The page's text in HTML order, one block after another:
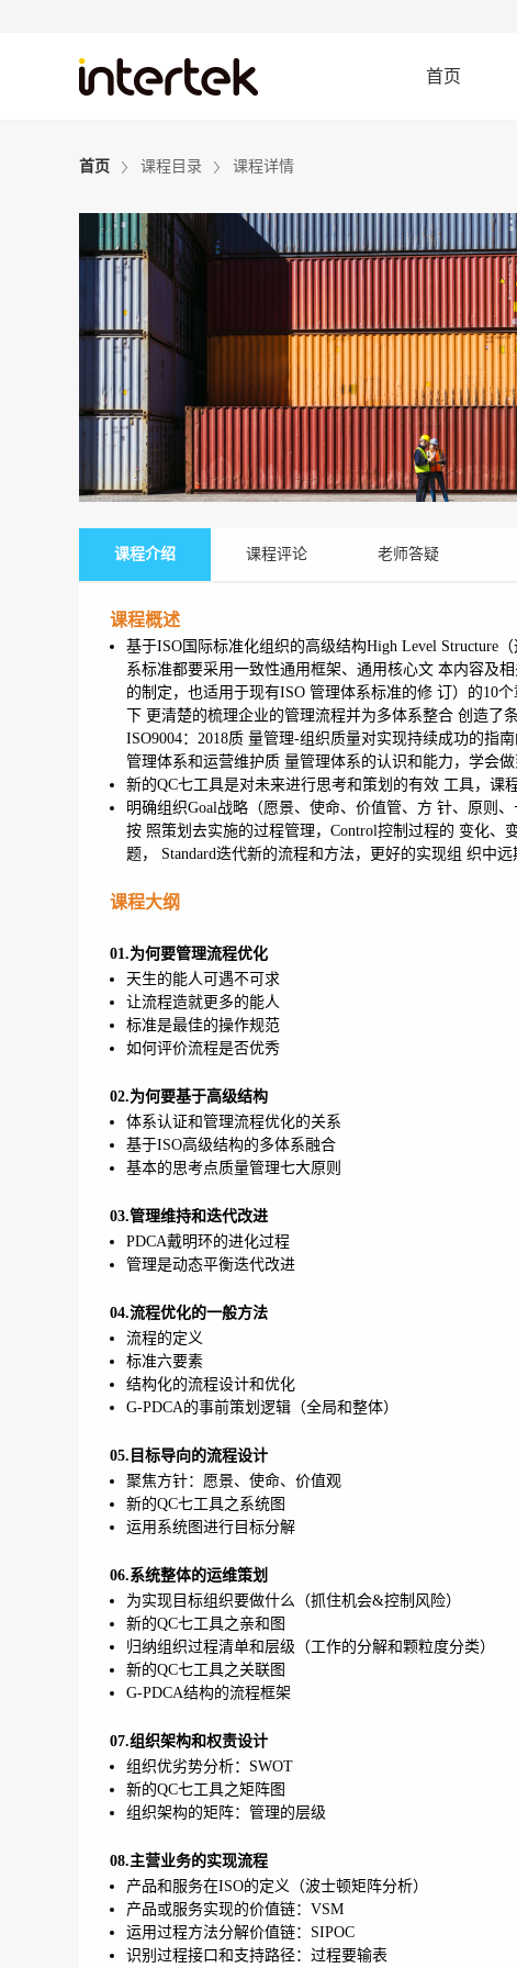
首页
首页 课程目录 课程详情
课程介绍 课程评论 老师答疑
课程概述
基于ISO国际标准化组织的高级结构High Level Structure
系标准都要采用一致性通用框架、通用核心文 本内容及
的制定，也适用于现有ISO 管理体系标准的修 订）的10
下 更清楚的梳理企业的管理流程并为多体系整合 创造了
ISO9004：2018质 量管理-组织质量对实现持续成功的指
管理体系和运营维护质 量管理体系的认识和能力，学会
新的QC七工具是对未来进行思考和策划的有效 工具，课
明确组织Goal战略（愿景、使命、价值管、方 针、原则
按 照策划去实施的过程管理，Control控制过程的 变化、
题， Standard迭代新的流程和方法，更好的实现组 织中
课程大纲
01.为何要管理流程优化
天生的能人可遇不可求
让流程造就更多的能人
标准是最佳的操作规范
如何评价流程是否优秀
02.为何要基于高级结构
体系认证和管理流程优化的关系
基于ISO高级结构的多体系融合
基本的思考点质量管理七大原则
03.管理维持和迭代改进
PDCA戴明环的进化过程
管理是动态平衡迭代改进
04.流程优化的一般方法
流程的定义
标准六要素
结构化的流程设计和优化
G-PDCA的事前策划逻辑（全局和整体）
05.目标导向的流程设计
聚焦方针：愿景、使命、价值观
新的QC七工具之系统图
运用系统图进行目标分解
06.系统整体的运维策划
为实现目标组织要做什么（抓住机会&控制风险）
新的QC七工具之亲和图
归纳组织过程清单和层级（工作的分解和颗粒度分类）
新的QC七工具之关联图
G-PDCA结构的流程框架
07.组织架构和权责设计
组织优劣势分析：SWOT
新的QC七工具之矩阵图
组织架构的矩阵：管理的层级
08.主营业务的实现流程
产品和服务在ISO的定义（波士顿矩阵分析）
产品或服务实现的价值链：VSM
运用过程方法分解价值链：SIPOC
识别过程接口和支持路径：过程要输表